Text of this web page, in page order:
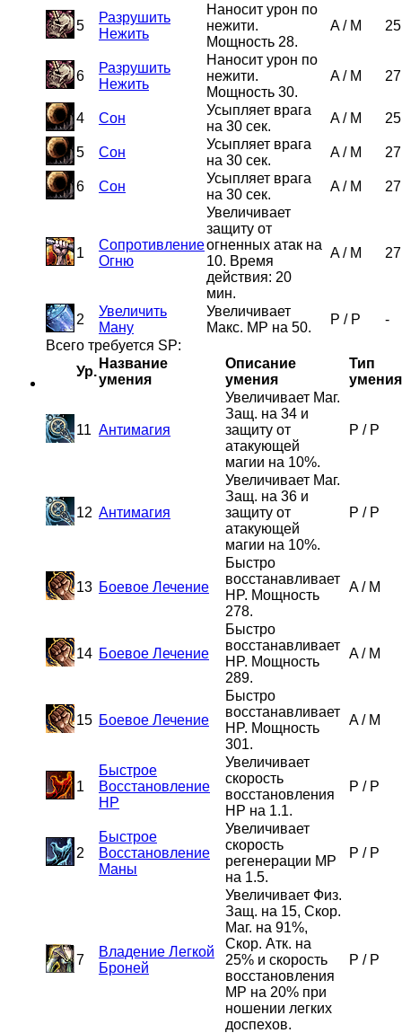
5
Разрушить
Нежить
Наносит урон по
нежити.
Мощность 28.
A/ M 25
6
Разрушить
Нежить
Наносит урон по
нежити.
Мощность 30.
A/ M 27
4 Сон
Усыпляет врага
на 30 сек.
A/ M 25
5 Сон
Усыпляет врага
на 30 сек.
A/ M 27
6 Сон
Усыпляет врага
на 30 сек.
A/ M 27
1
Сопротивление
Огню
Увеличивает
защиту от
огненных атак на
10. Время
действия: 20
мин.
A/ M 27
2
Увеличить
Ману
Увеличивает
Макс. MP на 50.
P / P
-
Всего требуется SP:
Ур.
Название
умения
Описание
умения
Тип
умения
11 Антимагия
Увеличивает Маг.
Защ. на 34 и
защиту от
атакующей
магии на 10%.
P / P
12 Антимагия
Увеличивает Маг.
Защ. на 36 и
защиту от
атакующей
магии на 10%.
P / P
13 Боевое Лечение
Быстро
восстанавливает
HP. Мощность
278.
A/ M
14 Боевое Лечение
Быстро
восстанавливает
HP. Мощность
289.
A/ M
15 Боевое Лечение
Быстро
восстанавливает
HP. Мощность
301.
A/ M
1
Быстрое
Восстановление
HP
Увеличивает
скорость
восстановления
HP на 1.1.
P / P
2
Быстрое
Восстановление
Маны
Увеличивает
скорость
регенерации MP
на 1.5.
P / P
7
Владение Легкой
Броней
Увеличивает Физ.
Защ. на 15, Скор.
Маг. на 91%,
Скор. Атк. на
25% и скорость
восстановления
MP на 20% при
ношении легких
доспехов.
P / P